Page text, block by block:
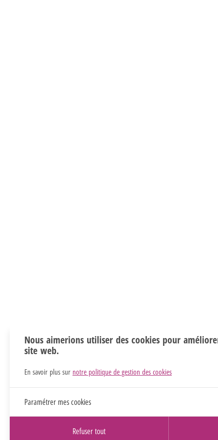
Nous aimerions utiliser des cookies pour
site web.
En savoir plus sur notre politique de gestion des cookies
Paramétrer mes cookies
Refuser tout